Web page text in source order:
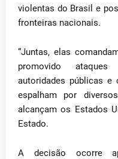
violentas do Brasil e
fronteiras nacionais.
“Juntas, elas
promovido
autoridades públicas e
espalham por
alcançam os Estados
Estado.
A decisão ocorre